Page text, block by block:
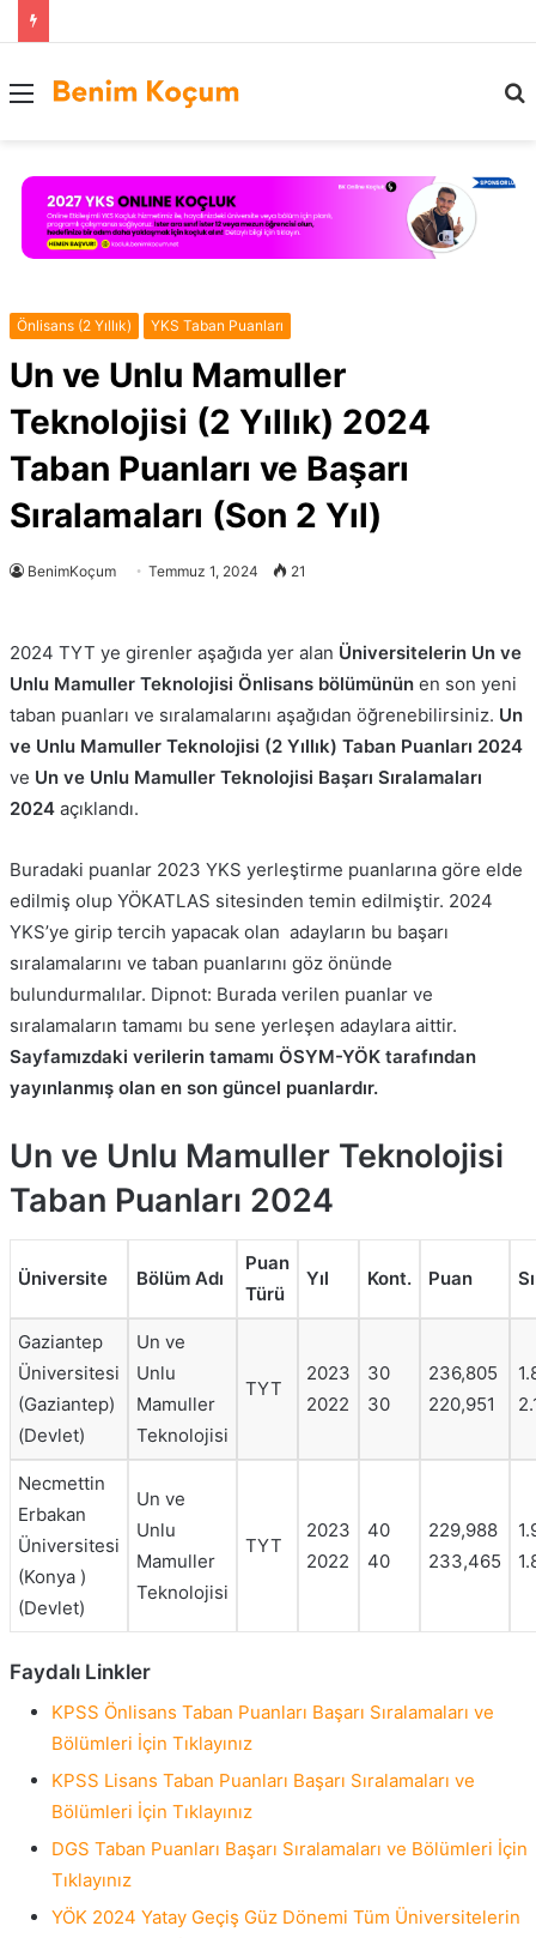
Menü
Önlisans (2 Yıllık) YKS Taban Puanları
Un ve Unlu Mamuller
Teknolojisi (2 Yıllık) 2024
Taban Puanları ve Başarı
Sıralamaları (Son 2 Yıl)
BenimKoçum Temmuz 1, 2024 21
2024 TYT ye girenler aşağıda yer alan Üniversitelerin Un ve
Unlu Mamuller Teknolojisi Önlisans bölümününen son yeni
taban puanları ve sıralamalarını aşağıdan öğrenebilirsiniz. Un
ve Unlu Mamuller Teknolojisi (2 Yıllık) Taban Puanları 2024
ve Un ve Unlu Mamuller Teknolojisi Başarı Sıralamaları
2024 açıklandı.
Buradaki puanlar 2023 YKS yerleştirme puanlarına göre elde
edilmiş olup YÖKATLAS sitesinden temin edilmiştir. 2024
YKS’ye girip tercih yapacak olan adayların bu başarı
sıralamalarını ve taban puanlarını göz önünde
bulundurmalılar. Dipnot: Burada verilen puanlar ve
sıralamaların tamamı bu sene yerleşen adaylara aittir.
Sayfamızdaki verilerin tamamı ÖSYM-YÖK tarafından
yayınlanmış olan en son güncel puanlardır.
Un ve Unlu Mamuller Teknolojisi
Taban Puanları 2024
Üniversite Bölüm Adı
Puan
Türü
Yıl Kont. Puan
Gaziantep
Üniversitesi
(Gaziantep)
(Devlet)
Un ve
Unlu
Mamuller
Teknolojisi
TYT
2023
2022
30
30
236,805
220,951
Necmettin
Erbakan
Üniversitesi
(Konya )
(Devlet)
Un ve
Unlu
Mamuller
Teknolojisi
TYT
2023
2022
40
40
229,988
233,465
Faydalı Linkler
KPSS Önlisans Taban Puanları Başarı Sıralamaları ve
Bölümleri İçin Tıklayınız
KPSS Lisans Taban Puanları Başarı Sıralamaları ve
Bölümleri İçin Tıklayınız
DGS Taban Puanları Başarı Sıralamaları ve Bölümleri İçin
Tıklayınız
YÖK 2024 Yatay Geçiş Güz Dönemi Tüm Üniversitelerin